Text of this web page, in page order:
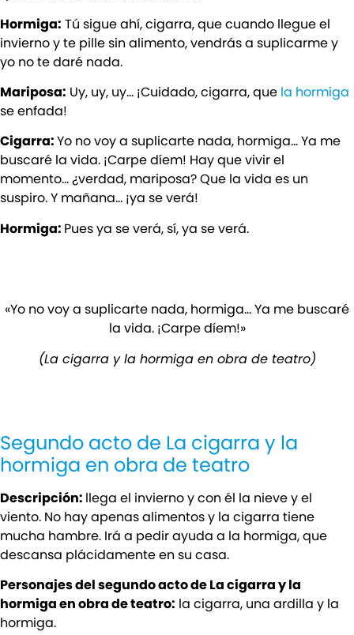
Hormiga: Tú sigue ahí, cigarra, que cuando llegue el
invierno y te pille sin alimento, vendrás a suplicarme y
yo no te daré nada.
Mariposa: Uy, uy, uy… ¡Cuidado, cigarra, que la hormiga
se enfada!
Cigarra:Yo no voy a suplicarte nada, hormiga… Ya me
buscaré la vida. ¡Carpe díem! Hay que vivir el
momento… ¿verdad, mariposa? Que la vida es un
suspiro. Y mañana… ¡ya se verá!
Hormiga: Pues ya se verá, sí, ya se verá.
«Yo no voy a suplicarte nada, hormiga… Ya me buscaré
la vida. ¡Carpe díem!»
(La cigarra y la hormiga en obra de teatro)
Segundo acto de La cigarra y la
hormiga en obra de teatro
Descripción: llega el invierno y con él la nieve y el
viento. No hay apenas alimentos y la cigarra tiene
mucha hambre. Irá a pedir ayuda a la hormiga, que
descansa plácidamente en su casa.
Personajes del segundo acto de La cigarra y la
hormiga en obra de teatro: la cigarra, una ardilla y la
hormiga.